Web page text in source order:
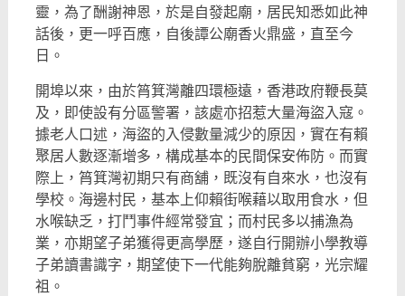
靈， 為了酬謝神恩，於是自發起廟，居民知悉如此神
話後，更一呼百應， 自後譚公廟香火鼎盛，直至今
日。
開埠以來，由於筲箕灣離四環極遠，香港政府鞭長莫
及， 即使設有分區警署，該處亦招惹大量海盜入寇。
據老人口述， 海盜的入侵數量減少的原因，實在有賴
聚居人數逐漸增多， 構成基本的民間保安佈防。而實
際上，筲箕灣初期只有商舖， 既沒有自來水，也沒有
學校。海邊村民， 基本上仰賴街喉藉以取用食水，但
水喉缺乏，打鬥事件經常發宜； 而村民多以捕漁為
業，亦期望子弟獲得更高學歷， 遂自行開辦小學教導
子弟讀書識字，期望使下一代能夠脫離貧窮， 光宗耀
祖。